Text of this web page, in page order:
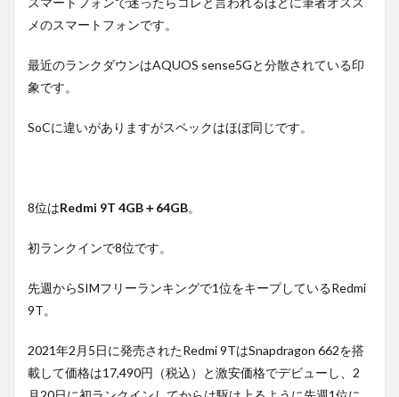
メのスマートフォンです。
最近のランクダウンはAQUOS sense5Gと分散されている印
象です。
SoCに違いがありますがスペックはほぼ同じです。
8位はRedmi 9T 4GB＋64GB。
初ランクインで8位です。
先週からSIMフリーランキングで1位をキープしているRedmi
9T。
2021年2月5日に発売されたRedmi 9TはSnapdragon 662を搭
載して価格は17,490円（税込）と激安価格でデビューし、2